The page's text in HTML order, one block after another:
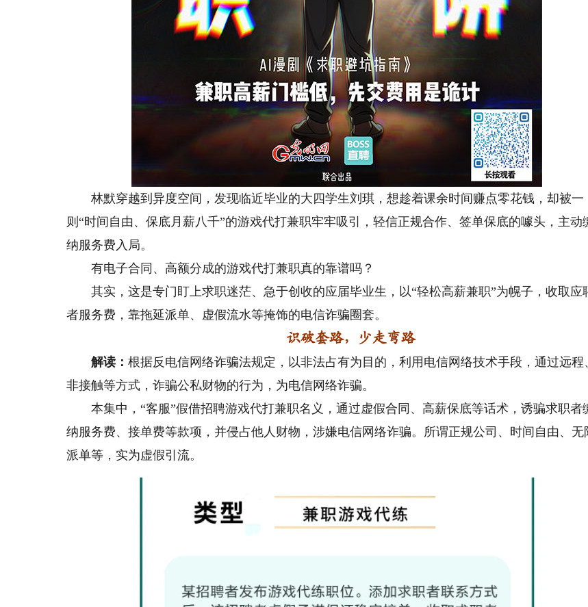
林默穿越到异度空间，发现临近毕业的大四学生刘琪，想趁着课余时间赚点零花钱，却被一
则“时间自由、保底月薪八千”的游戏代打兼职牢牢吸引，轻信正规合作、签单保底的噱头，主动
纳服务费入局。
有电子合同、高额分成的游戏代打兼职真的靠谱吗？
其实，这是专门盯上求职迷茫、急于创收的应届毕业生，以“轻松高薪兼职”为幌子，收取应
者服务费，靠拖延派单、虚假流水等掩饰的电信诈骗圈套。
识破套路，少走弯路
解读：根据反电信网络诈骗法规定，以非法占有为目的，利用电信网络技术手段，通过远程
非接触等方式，诈骗公私财物的行为，为电信网络诈骗。
本集中，“客服”假借招聘游戏代打兼职名义，通过虚假合同、高薪保底等话术，诱骗求职者
纳服务费、接单费等款项，并侵占他人财物，涉嫌电信网络诈骗。所谓正规公司、时间自由、无
派单等，实为虚假引流。